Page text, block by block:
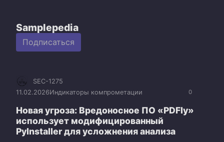
Samplepedia
Подписаться
0
SEC-1275
11.02.2026Индикаторы компрометации
Новая угроза: Вредоносное ПО «PDFly»
использует модифицированный
PyInstaller для усложнения анализа